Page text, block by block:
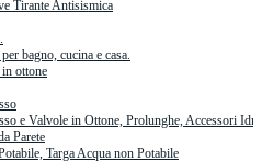
Tirante Antisismica
bagno, cucina e casa.
ottone
e Valvole in Ottone, Prolunghe, Accessori
Parete
Targa Acqua non Potabile